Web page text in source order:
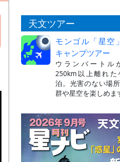
天文ツアー
モンゴル「星空
キャンプツアー
ウランバートル
250km以上離れた
泊。光害のない場
群や星空を楽しめま